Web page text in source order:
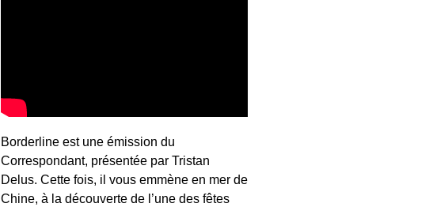
Borderline est une émission du
Correspondant, présentée par Tristan
Delus. Cette fois, il vous emmène en mer de
Chine, à la découverte de l’une des fêtes